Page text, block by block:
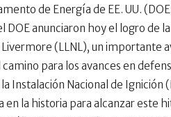
de Energía de EE. UU.
DOE anunciaron hoy el logro de
Livermore (LLNL), un importante
camino para los avances en
Instalación Nacional de
en la historia para alcanzar este